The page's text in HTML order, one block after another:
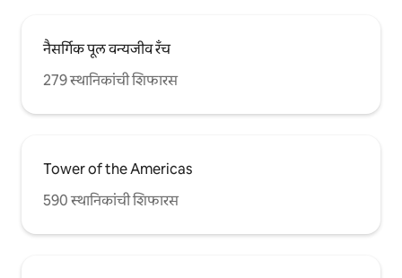
नैसर्गिक पूल वन्यजीव रँच
279 स्थानिकांची शिफारस
Tower of the Americas
590 स्थानिकांची शिफारस